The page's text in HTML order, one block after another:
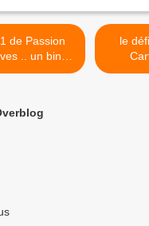
.. un bingo
le